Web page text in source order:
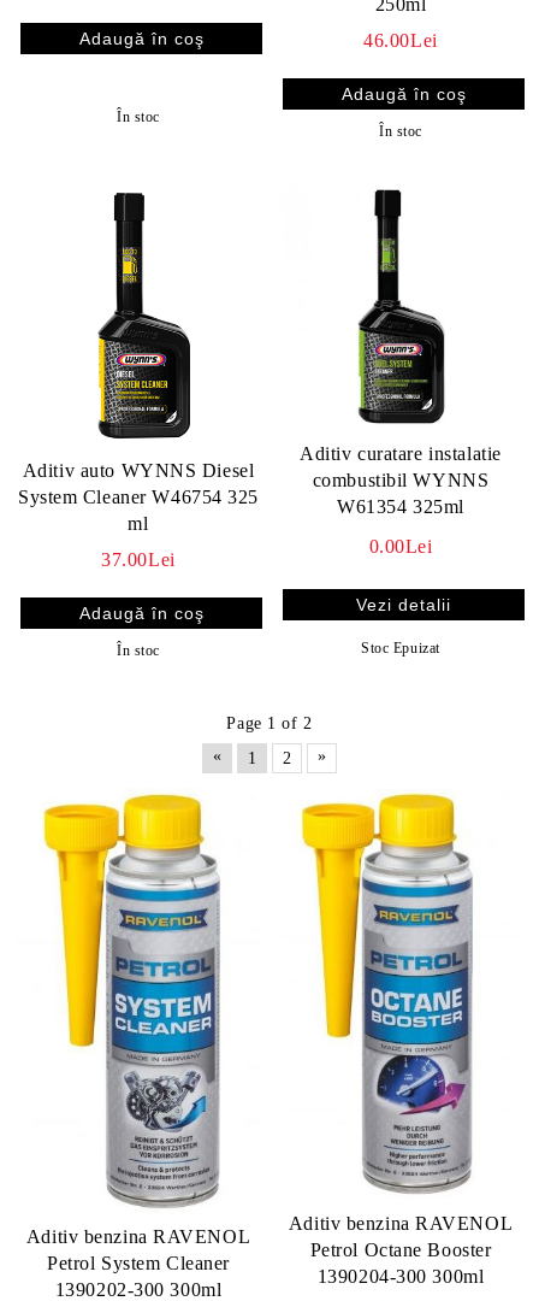
În stoc
46.00Lei
În stoc
Aditiv auto WYNNS Diesel
System Cleaner W46754 325
ml
37.00Lei
În stoc
Aditiv curatare instalatie
combustibil WYNNS
W61354 325ml
0.00Lei
Vezi detalii
Stoc Epuizat
Page 1 of 2
«
1 2 »
Aditiv benzina RAVENOL
Petrol System Cleaner
1390202-300 300ml
Aditiv benzina RAVENOL
Petrol Octane Booster
1390204-300 300ml